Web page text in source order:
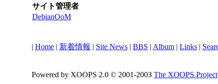
サイト管理者
DebianOoM
| Home | 新着情報 | Site News | BBS | Album | Links |
Powered by XOOPS 2.0 © 2001-2003 The XOOPS Project